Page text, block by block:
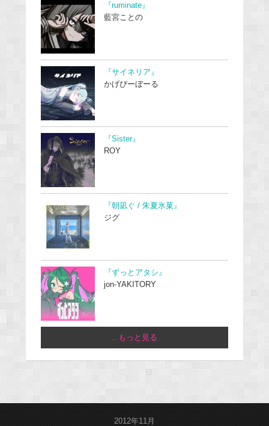
『ruminate』
藍宮ことの
『サイネリア』
かげぴーぼーる
『Sister』
ROY
『朝凪ぐ / 朱夏氷菓』
ジグ
『ずっとアタシ』
jon-YAKITORY
...もっと見る
2012年11月